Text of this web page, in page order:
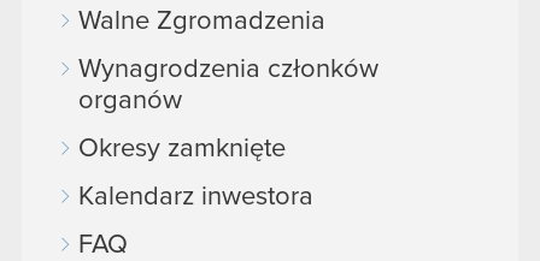
Walne Zgromadzenia
Wynagrodzenia członków
organów
Okresy zamknięte
Kalendarz inwestora
FAQ